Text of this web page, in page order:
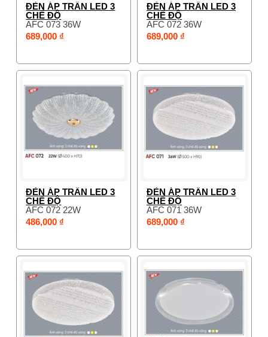
ĐÈN ÁP TRẦN LED 3
CHẾ ĐỘ
AFC 073 36W
689,000 ₫
ĐÈN ÁP TRẦN LED 3
CHẾ ĐỘ
AFC 072 36W
689,000 ₫
ĐÈN ÁP TRẦN LED 3
CHẾ ĐỘ
AFC 072 22W
486,000 ₫
ĐÈN ÁP TRẦN LED 3
CHẾ ĐỘ
AFC 071 36W
689,000 ₫